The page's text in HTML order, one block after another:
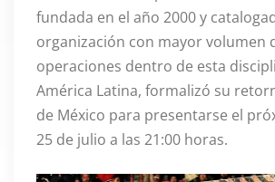
fundada en el año 2000 y
organización con mayor volumen
operaciones dentro de esta
América Latina, formalizó su
de México para presentarse el
25 de julio a las 21:00 horas.